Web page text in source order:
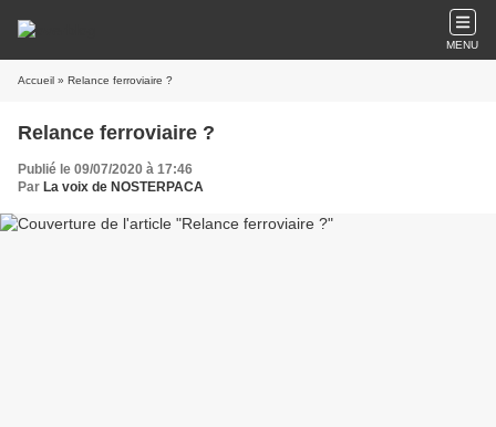
MENU
Accueil » Relance ferroviaire ?
Relance ferroviaire ?
Publié le 09/07/2020 à 17:46
Par La voix de NOSTERPACA